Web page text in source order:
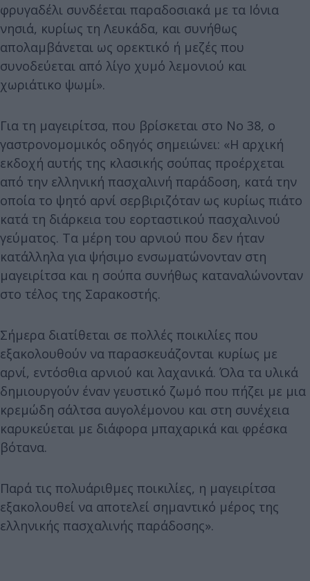
φρυγαδέλι συνδέεται παραδοσιακά με τα Ιόνια
νησιά, κυρίως τη Λευκάδα, και συνήθως
απολαμβάνεται ως ορεκτικό ή μεζές που
συνοδεύεται από λίγο χυμό λεμονιού και
χωριάτικο ψωμί».
Για τη μαγειρίτσα, που βρίσκεται στο Νο 38, ο
γαστρονομομικός οδηγός σημειώνει: «Η αρχική
εκδοχή αυτής της κλασικής σούπας προέρχεται
από την ελληνική πασχαλινή παράδοση, κατά την
οποία το ψητό αρνί σερβιριζόταν ως κυρίως πιάτο
κατά τη διάρκεια του εορταστικού πασχαλινού
γεύματος. Τα μέρη του αρνιού που δεν ήταν
κατάλληλα για ψήσιμο ενσωματώνονταν στη
μαγειρίτσα και η σούπα συνήθως καταναλώνονταν
στο τέλος της Σαρακοστής.
Σήμερα διατίθεται σε πολλές ποικιλίες που
εξακολουθούν να παρασκευάζονται κυρίως με
αρνί, εντόσθια αρνιού και λαχανικά. Όλα τα υλικά
δημιουργούν έναν γευστικό ζωμό που πήζει με μια
κρεμώδη σάλτσα αυγολέμονου και στη συνέχεια
καρυκεύεται με διάφορα μπαχαρικά και φρέσκα
βότανα.
Παρά τις πολυάριθμες ποικιλίες, η μαγειρίτσα
εξακολουθεί να αποτελεί σημαντικό μέρος της
ελληνικής πασχαλινής παράδοσης».